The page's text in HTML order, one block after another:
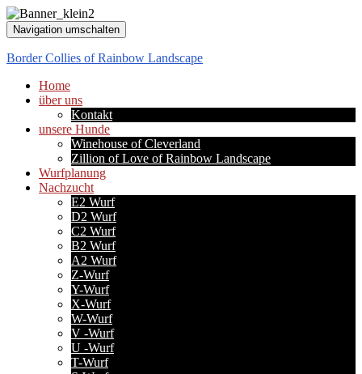
Navigation umschalten
Border Collies of Rainbow Landscape
Home
über uns
Kontakt
unsere Hunde
Winehouse of Cleverland
Zillion of Love of Rainbow Landscape
Wurfplanung
Nachzucht
E2 Wurf
D2 Wurf
C2 Wurf
B2 Wurf
A2 Wurf
Z-Wurf
Y-Wurf
X-Wurf
W-Wurf
V -Wurf
U -Wurf
T-Wurf